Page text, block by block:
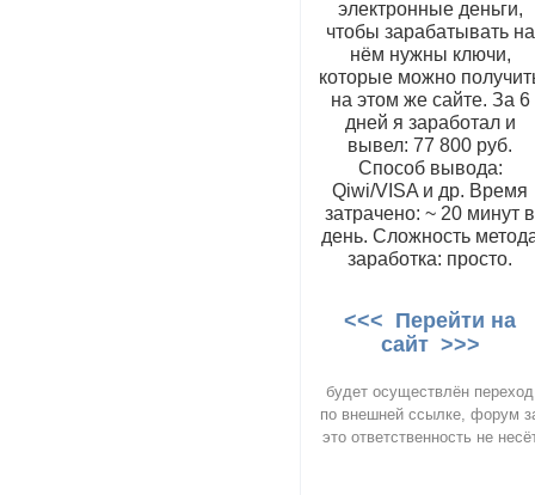
электронные деньги,
чтобы зарабатывать на
нём нужны ключи,
которые можно
на этом же сайте. За 6
дней я заработал и
вывел: 77 800 руб.
Способ вывода:
Qiwi/VISA и др. Время
затрачено: ~ 20 минут в
день. Сложность
заработка: просто.
<<< Перейти на
сайт >>>
будет осуществлён переход
по внешней ссылке, форум
это ответственность не